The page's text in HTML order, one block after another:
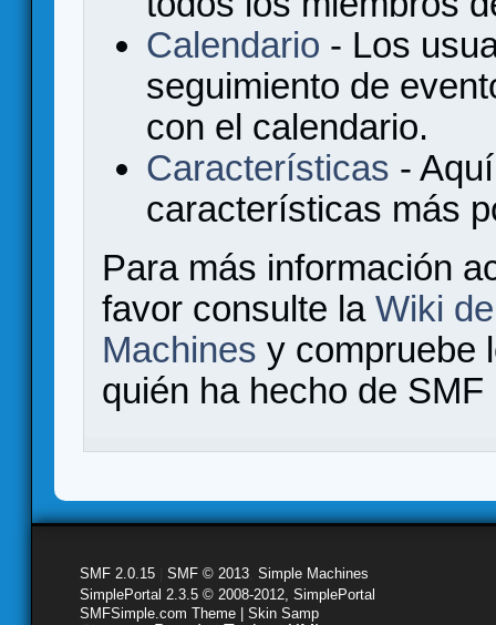
Calendario - Los
seguimiento de
con el calendario.
Características -
características más
Para más información
favor consulte la Wiki
Machines y compruebe
quién ha hecho de
SMF 2.0.15 SMF © 2013 Simple Machines
SimplePortal 2.3.5 © 2008-2012, SimplePortal
SMFSimple.com Theme | Skin Samp